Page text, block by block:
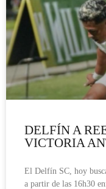
DELFÍN A
VICTORIA
El Delfín SC, hoy
a partir de las 16h30